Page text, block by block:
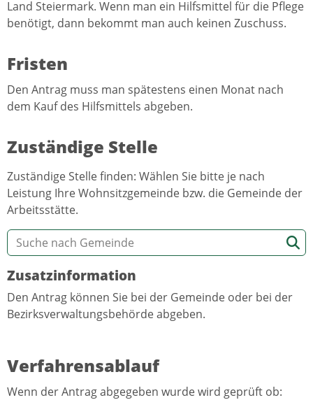
Land Steiermark. Wenn man ein Hilfsmittel für die Pflege
benötigt, dann bekommt man auch keinen Zuschuss.
Fristen
Den Antrag muss man spätestens einen Monat nach
dem Kauf des Hilfsmittels abgeben.
Zuständige Stelle
Zuständige Stelle finden: Wählen Sie bitte je nach
Leistung Ihre Wohnsitzgemeinde bzw. die Gemeinde der
Arbeitsstätte.
Zusatzinformation
Den Antrag können Sie bei der Gemeinde oder bei der
Bezirksverwaltungsbehörde abgeben.
Verfahrensablauf
Wenn der Antrag abgegeben wurde wird geprüft ob: